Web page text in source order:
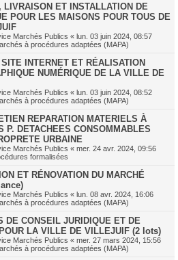
LIVRAISON ET INSTALLATION DE
POUR LES MAISONS POUR TOUS DE
Marchés Publics « lun. 03 juin 2024, 08:57
à procédures adaptées (MAPA)
INTERNET ET RÉALISATION
NUMÉRIQUE DE LA VILLE DE
Marchés Publics « lun. 03 juin 2024, 08:52
à procédures adaptées (MAPA)
REPARATION MATERIELS À
P. DETACHEES CONSOMMABLES
URBAINE
Marchés Publics « mer. 24 avr. 2024, 09:56
formalisées
ET RÉNOVATION DU MARCHÉ
Marchés Publics « lun. 08 avr. 2024, 16:06
à procédures adaptées (MAPA)
DE CONSEIL JURIDIQUE ET DE
LA VILLE DE VILLEJUIF (2 lots)
Marchés Publics « mer. 27 mars 2024, 15:56
à procédures adaptées (MAPA)